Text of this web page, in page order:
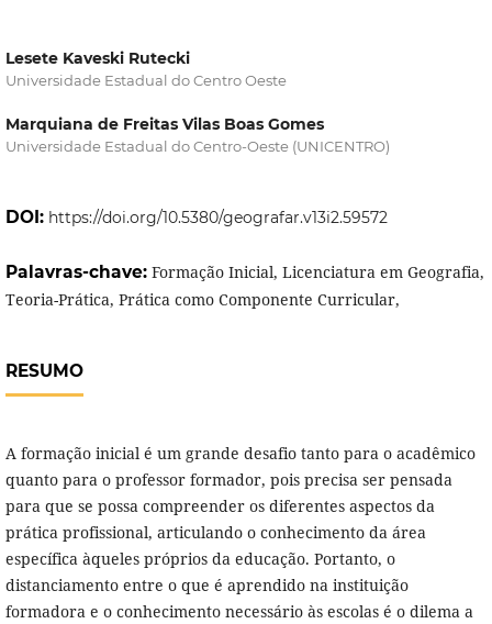
Lesete Kaveski Rutecki
Universidade Estadual do Centro Oeste
Marquiana de Freitas Vilas Boas Gomes
Universidade Estadual do Centro-Oeste (UNICENTRO)
DOI: https://doi.org/10.5380/geografar.v13i2.59572
Palavras-chave: Formação Inicial, Licenciatura em Geografia,
Teoria-Prática, Prática como Componente Curricular,
RESUMO
A formação inicial é um grande desafio tanto para o acadêmico
quanto para o professor formador, pois precisa ser pensada
para que se possa compreender os diferentes aspectos da
prática profissional, articulando o conhecimento da área
específica àqueles próprios da educação. Portanto, o
distanciamento entre o que é aprendido na instituição
formadora e o conhecimento necessário às escolas é o dilema a